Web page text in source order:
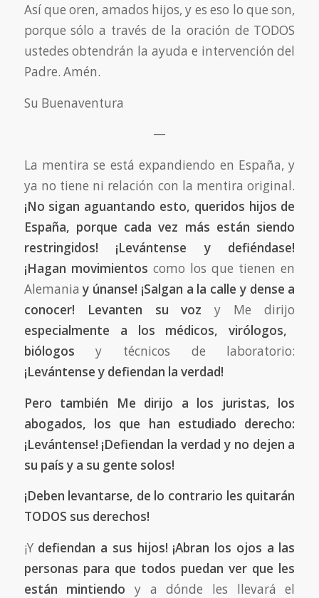
Así que oren, amados hijos, y es eso lo que son,
porque sólo a través de la oración de TODOS
ustedes obtendrán la ayuda e intervención del
Padre. Amén.
Su Buenaventura
—
La mentira se está expandiendo en España, y
ya no tiene ni relación con la mentira original.
¡No sigan aguantando esto, queridos hijos de
España, porque cada vez más están siendo
restringidos! ¡Levántense y defiéndase!
¡Hagan movimientos como los que tienen en
Alemaniay únanse! ¡Salgan a la calle y dense a
conocer!
Levanten su voz y Me dirijo
especialmente a los médicos, virólogos,
biólogos y técnicos de laboratorio:
¡Levántense y defiendan la verdad!
Pero también Me dirijo a los juristas, los
abogados, los que han estudiado derecho:
¡Levántense! ¡Defiendan la verdad y no dejen a
su país y a su gente solos!
¡Deben levantarse, de lo contrario les quitarán
TODOS sus derechos!
¡Ydefiendan a sus hijos! ¡Abran los ojos a las
personas para que todos puedan ver que les
están mintiendo y a dónde les llevará el